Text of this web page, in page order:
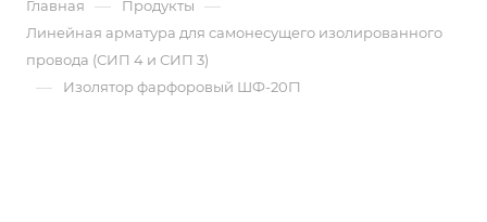
Главная — Продукты —
Линейная арматура для самонесущего изолированного
провода (СИП 4 и СИП 3)
— Изолятор фарфоровый ШФ-20Г1